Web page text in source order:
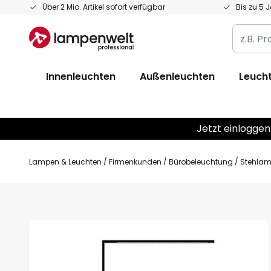
Über 2 Mio. Artikel sofort verfügbar Bis zu 5
Zum
springen
z.B.
Produkt,
EAN
Innenleuchten Außenleuchten
Jetzt
Lampen & Leuchten Firmenkunden Bürobeleuchtung